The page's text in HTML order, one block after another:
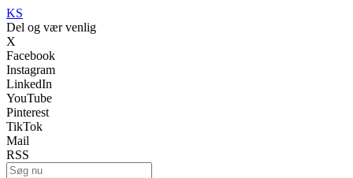
KS
Del og vær venlig
X
Facebook
Instagram
LinkedIn
YouTube
Pinterest
TikTok
Mail
RSS